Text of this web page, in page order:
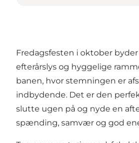
Fredagsfesten i oktober byder
efterårslys og hyggelige
banen, hvor stemningen er
indbydende. Det er den
slutte ugen på og nyde en
spænding, samvær og god